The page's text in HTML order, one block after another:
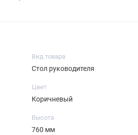
Вид товара
Стол руководителя
Цвет
Коричневый
Высота
760 мм